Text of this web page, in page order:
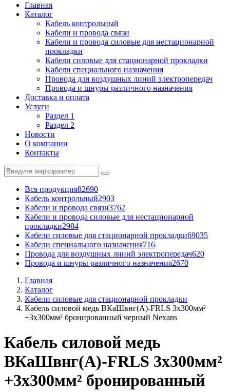
Главная
Каталог
Кабель контрольный
Кабели и провода связи
Кабели и провода силовые для нестационарной
прокладки
Кабели силовые для стационарной прокладки
Кабели специального назначения
Провода для воздушных линий электропередач
Провода и шнуры различного назначения
Доставка и оплата
Услуги
Раздел 1
Раздел 2
Новости
О компании
Контакты
Вся продукция82690
Кабель контрольный2903
Кабели и провода связи3762
Кабели и провода силовые для нестационарной
прокладки2984
Кабели силовые для стационарной прокладки69035
Кабели специального назначения716
Провода для воздушных линий электропередач620
Провода и шнуры различного назначения2670
Главная
Каталог
Кабели силовые для стационарной прокладки
Кабель силовой медь ВКаШвнг(A)-FRLS 3x300мм²
+3x300мм² бронированный черный Nexans
Кабель силовой медь
ВКаШвнг(A)-FRLS 3x300мм²
+3x300мм² бронированный